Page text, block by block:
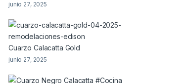
junio 27, 2025
Cuarzo Calacatta Gold
junio 27, 2025